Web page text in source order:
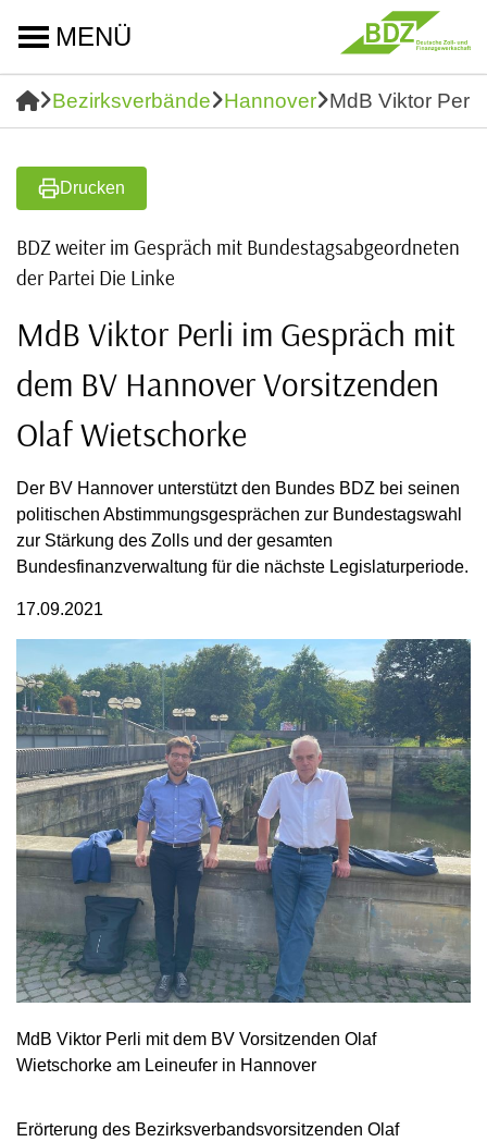
MENÜ
Bezirksverbände Hannover MdB Viktor
Drucken
BDZ weiter im Gespräch mit Bundestagsabgeordneten
der Partei Die Linke
MdB Viktor Perli im Gespräch mit
dem BV Hannover Vorsitzenden
Olaf Wietschorke
Der BV Hannover unterstützt den Bundes BDZ bei seinen
politischen Abstimmungsgesprächen zur Bundestagswahl
zur Stärkung des Zolls und der gesamten
Bundesfinanzverwaltung für die nächste Legislaturperiode.
17.09.2021
MdB Viktor Perli mit dem BV Vorsitzenden Olaf
Wietschorke am Leineufer in Hannover
Erörterung des Bezirksverbandsvorsitzenden Olaf